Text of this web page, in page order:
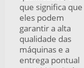
que significa que
eles podem
garantir a alta
qualidade das
máquinas e a
entrega pontual